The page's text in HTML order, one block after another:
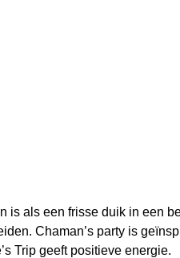
is als een frisse duik in een
Chaman’s party is
Trip geeft positieve energie.